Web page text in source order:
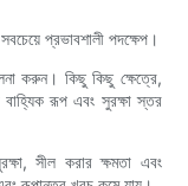
প্রভাবশালী পদক্ষেপ।
করুন। কিছু কিছু ক্ষেত্রে,
রূপ এবং সুরক্ষা স্তর
সীল করার ক্ষমতা এবং